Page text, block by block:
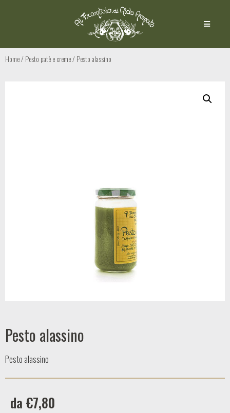
Home/Pesto patè e creme/ Pesto alassino
Pesto alassino
Pesto alassino
da €7,80